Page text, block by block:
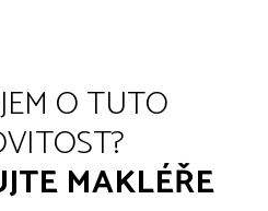
O TUTO
MAKLÉŘE